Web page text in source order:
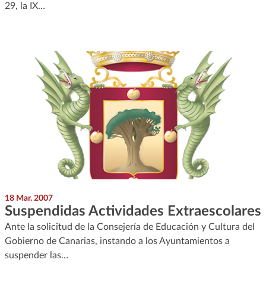
29, la IX…
18 Mar. 2007
Suspendidas Actividades Extraescolares
Ante la solicitud de la Consejería de Educación y Cultura del
Gobierno de Canarias, instando a los Ayuntamientos a
suspender las…